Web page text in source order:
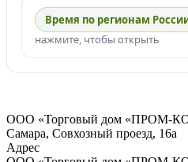
Время по регионам
нажмите, чтобы открыть
ООО «Торговый дом «ПРОМ-
Самара, Совхозный проезд, 16а
Адрес